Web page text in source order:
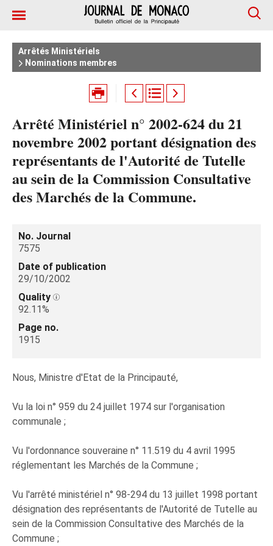
Arrêtés Ministériels
Nominations membres
Arrêté Ministériel n° 2002-624 du 21
novembre 2002 portant désignation des
représentants de l'Autorité de Tutelle
au sein de la Commission Consultative
des Marchés de la Commune.
No. Journal
7575
Date of publication
29/10/2002
Quality
92.11%
Page no.
1915
Nous, Ministre d'Etat de la Principauté,
Vu la loi n° 959 du 24 juillet 1974 sur l'organisation
communale ;
Vu l'ordonnance souveraine n° 11.519 du 4 avril 1995
réglementant les Marchés de la Commune ;
Vu l'arrêté ministériel n° 98-294 du 13 juillet 1998 portant
désignation des représentants de l'Autorité de Tutelle au
sein de la Commission Consultative des Marchés de la
Commune ;